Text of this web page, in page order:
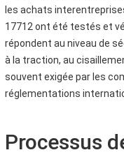
les achats
17712 ont été testés et
répondent au niveau de
à la traction, au
souvent exigée par les
réglementations
Processus